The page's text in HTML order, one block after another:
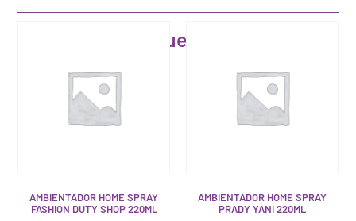
Artículos que pueden interesarte
AMBIENTADOR HOME SPRAY
FASHION DUTY SHOP 220ML
AMBIENTADOR HOME SPRAY
PRADY YANI 220ML